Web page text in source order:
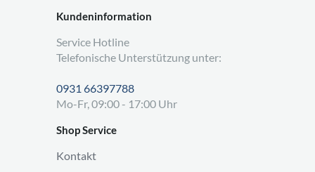
Kundeninformation
Service Hotline
Telefonische Unterstützung unter:
0931 66397788
Mo-Fr, 09:00 - 17:00 Uhr
Shop Service
Kontakt